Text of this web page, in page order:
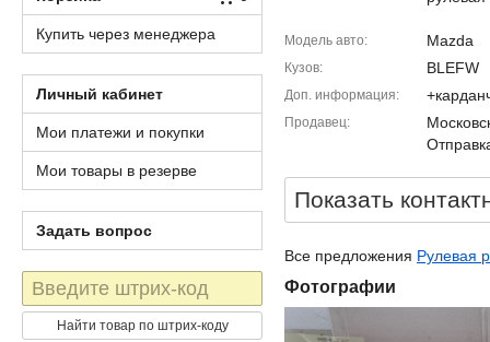
Модель авто Mazda
Кузов BLEFW
Доп. информация
Продавец
Показать
Все предложения Рулевая
Фотографии
Купить через менеджера
Личный кабинет
Мои платежи и покупки
Мои товары в резерве
Задать вопрос
Штрих-
код
Найти товар по штрих-коду